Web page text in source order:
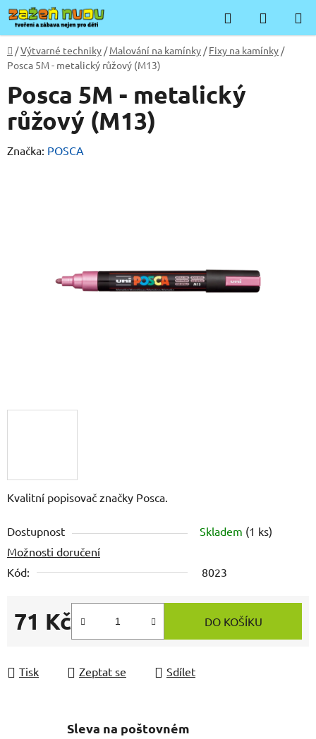
Přejít
na
obsah
Hledat
KOŠÍK
Domů
/Výtvarné techniky / Malování na kamínky / Fixy na kamínky /
Posca 5M - metalický růžový (M13)
Kvalitní popisovač značky Posca.
Dostupnost Skladem (1 ks)
Možnosti doručení
Kód:
8023
71 Kč
Měrná cena:
DO KOŠÍKU
Tisk Zeptat se Sdílet
Posca 5M - metalický
růžový (M13)
Značka: POSCA
Sleva na poštovném